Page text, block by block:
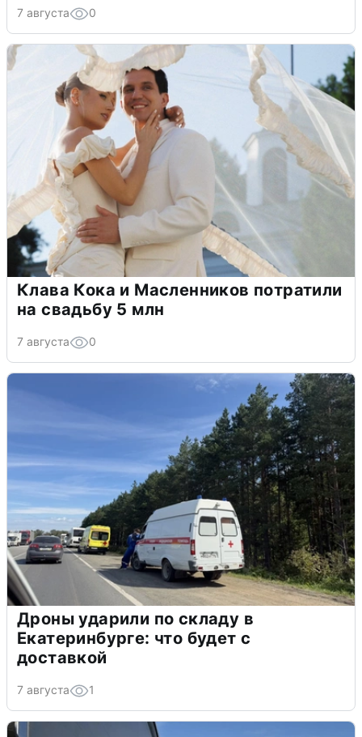
7 августа 0
Клава Кока и Масленников потратили
на свадьбу 5 млн
7 августа 0
Дроны ударили по складу в
Екатеринбурге: что будет с
доставкой
7 августа 1